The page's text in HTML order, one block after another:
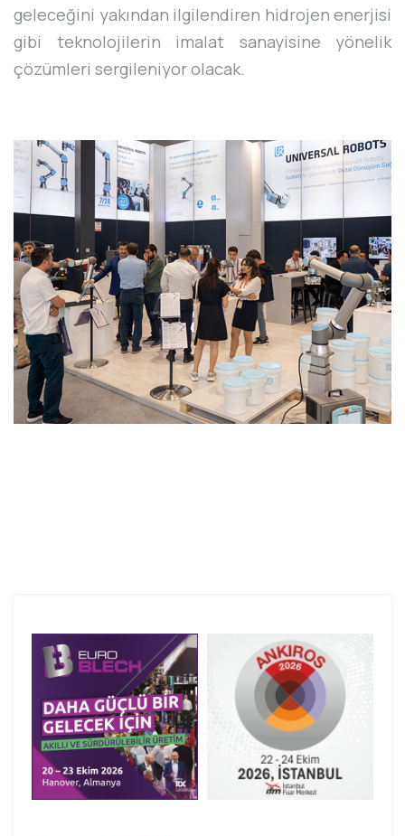
geleceğini yakından ilgilendiren hidrojen enerjisi
gibi teknolojilerin imalat sanayisine yönelik
çözümleri sergileniyor olacak.